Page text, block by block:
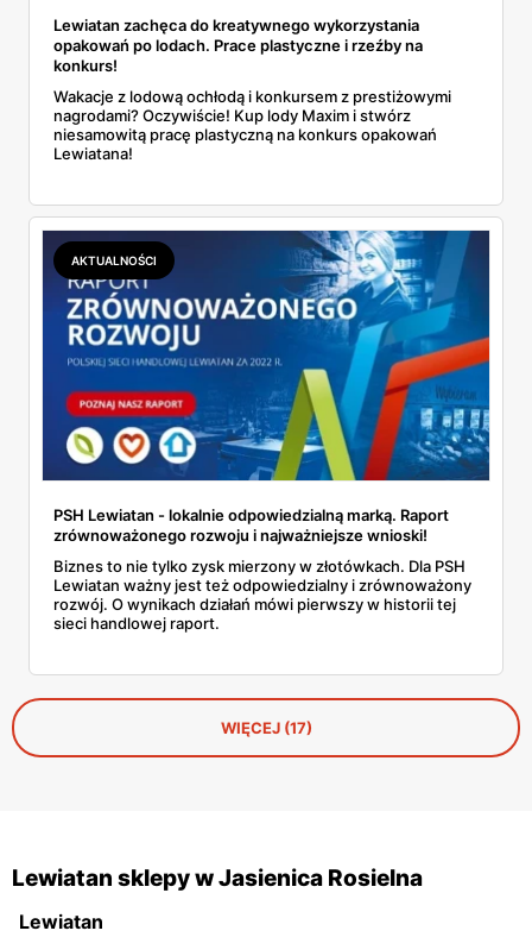
Lewiatan zachęca do kreatywnego wykorzystania
opakowań po lodach. Prace plastyczne i rzeźby na
konkurs!
Wakacje z lodową ochłodą i konkursem z prestiżowymi
nagrodami? Oczywiście! Kup lody Maxim i stwórz
niesamowitą pracę plastyczną na konkurs opakowań
Lewiatana!
AKTUALNOŚCI
PSH Lewiatan - lokalnie odpowiedzialną marką. Raport
zrównoważonego rozwoju i najważniejsze wnioski!
Biznes to nie tylko zysk mierzony w złotówkach. Dla PSH
Lewiatan ważny jest też odpowiedzialny i zrównoważony
rozwój. O wynikach działań mówi pierwszy w historii tej
sieci handlowej raport.
WIĘCEJ (17)
Lewiatan sklepy w Jasienica Rosielna
Lewiatan